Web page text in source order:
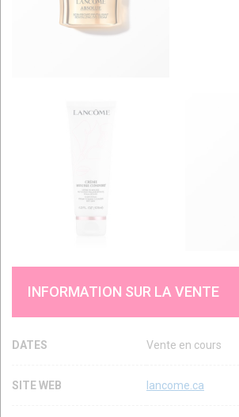
INFORMATION SUR LA VENTE
DATES Vente en cours
SITE WEB lancome.ca